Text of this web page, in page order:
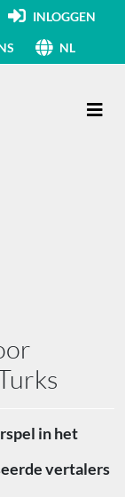
INLOGGEN
NL
in het
vertalers